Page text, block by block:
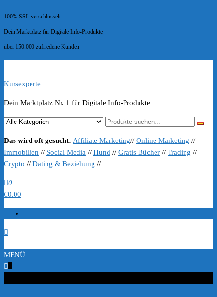
100% SSL-verschlüsselt
Dein Marktplatz für Digitale Info-Produkte
über 150.000 zufriedene Kunden
Kursexperte
Dein Marktplatz Nr. 1 für Digitale Info-Produkte
Das wird oft gesucht: Affiliate Marketing// Online Marketing //
Immobilien // Social Media // Hund // Gratis Bücher // Trading //
Crypto // Dating & Beziehung //
0
€0.00
MENÜ